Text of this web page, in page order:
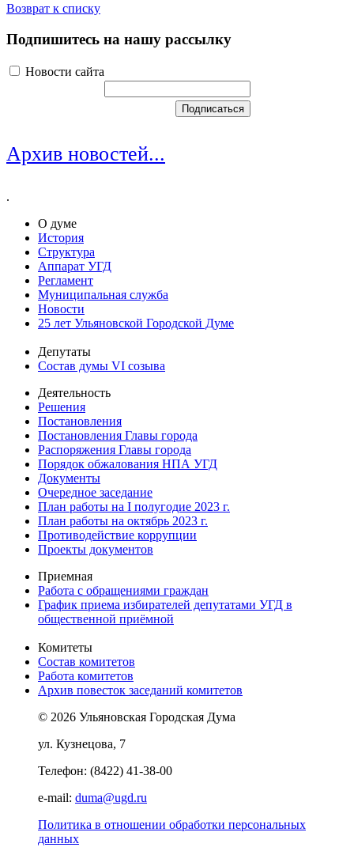
Возврат к списку
Подпишитесь на нашу рассылку
Новости сайта
Архив новостей...
.
О думе
История
Структура
Аппарат УГД
Регламент
Муниципальная служба
Новости
25 лет Ульяновской Городской Думе
Депутаты
Состав думы VI созыва
Деятельность
Решения
Постановления
Постановления Главы города
Распоряжения Главы города
Порядок обжалования НПА УГД
Документы
Очередное заседание
План работы на I полугодие 2023 г.
План работы на октябрь 2023 г.
Противодействие коррупции
Проекты документов
Приемная
Работа с обращениями граждан
График приема избирателей депутатами УГД в
общественной приёмной
Комитеты
Состав комитетов
Работа комитетов
Архив повесток заседаний комитетов
© 2026 Ульяновская Городская Дума
ул. Кузнецова, 7
Телефон: (8422) 41-38-00
e-mail: duma@ugd.ru
Политика в отношении обработки персональных
данных